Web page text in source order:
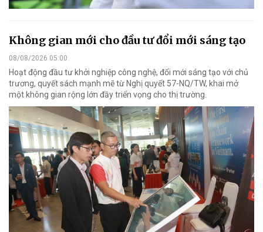
Không gian mới cho đầu tư đổi mới sáng tạo
08/08/2026 05:00
Hoạt động đầu tư khởi nghiệp công nghệ, đổi mới sáng tạo với chủ
trương, quyết sách mạnh mẽ từ Nghị quyết 57-NQ/TW, khai mở
một không gian rộng lớn đầy triển vọng cho thị trường.